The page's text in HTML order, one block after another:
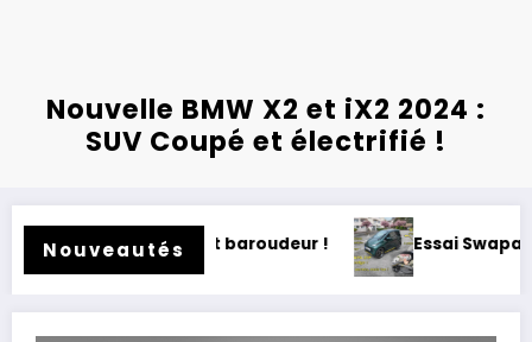
Nouvelle BMW X2 et iX2 2024 :
SUV Coupé et électrifié !
Nouveautés
RAV 4 2026 : 32 ans d’héritage ! Bridgestone